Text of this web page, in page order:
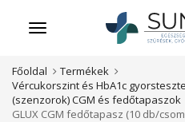
Menü
Főoldal
Termékek
Vércukorszint és HbA1c
(szenzorok) CGM és fedőtapaszok
GLUX CGM fedőtapasz (10 db/